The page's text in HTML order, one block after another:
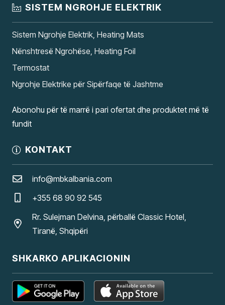
SISTEM NGROHJE ELEKTRIK
Sistem Ngrohje Elektrik, Heating Mats
Nënshtresë Ngrohëse, Heating Foil
Termostat
Ngrohje Elektrike për Sipërfaqe të Jashtme
Abonohu për të marrë i pari ofertat dhe produktet më të
fundit
KONTAKT
info@mbkalbania.com
+355 68 90 92 545
Rr. Sulejman Delvina, përballë Classic Hotel,
Tiranë, Shqipëri
SHKARKO APLIKACIONIN